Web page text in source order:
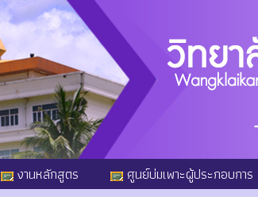
งานหลักสูตร ศูนย์บ่มเพาะผู้ประกอบการ